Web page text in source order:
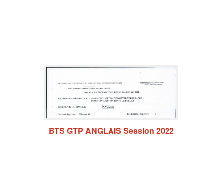
BTS GTP ANGLAIS Session 2022